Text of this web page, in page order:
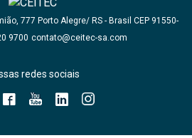
777 Porto Alegre/ RS - Brasil CEP 91550-
9700 contato@ceitec-sa.com
redes sociais